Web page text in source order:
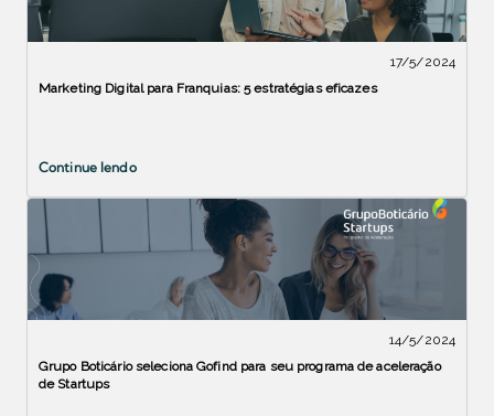
17/5/2024
Marketing Digital para Franquias: 5 estratégias eficazes
Continue lendo
14/5/2024
Grupo Boticário seleciona Gofind para seu programa de aceleração
de Startups